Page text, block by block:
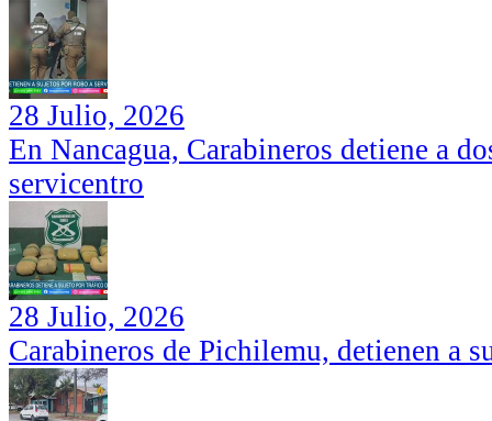
28 Julio, 2026
En Nancagua, Carabineros detiene a
servicentro
28 Julio, 2026
Carabineros de Pichilemu, detienen a